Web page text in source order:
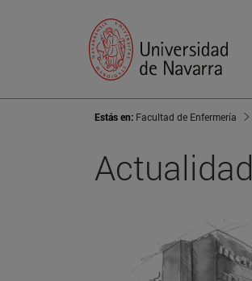
Estás en: Facultad de Enfermería
Actualidad